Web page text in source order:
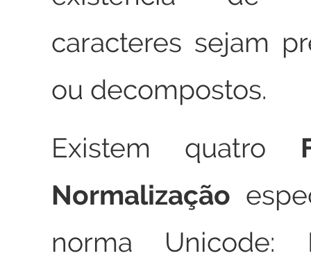
caracteres sejam
ou decompostos.
Existem quatro
Normalização
norma Unicode: